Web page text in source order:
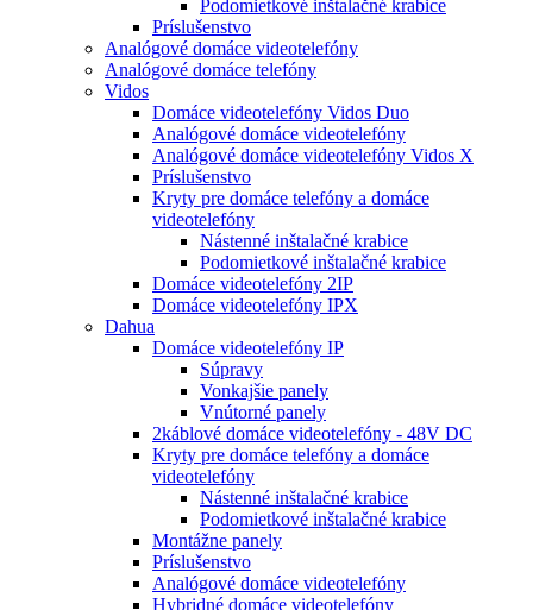
Podomietkové inštalačné krabice
Príslušenstvo
Analógové domáce videotelefóny
Analógové domáce telefóny
Vidos
Domáce videotelefóny Vidos Duo
Analógové domáce videotelefóny
Analógové domáce videotelefóny Vidos X
Príslušenstvo
Kryty pre domáce telefóny a domáce
videotelefóny
Nástenné inštalačné krabice
Podomietkové inštalačné krabice
Domáce videotelefóny 2IP
Domáce videotelefóny IPX
Dahua
Domáce videotelefóny IP
Súpravy
Vonkajšie panely
Vnútorné panely
2káblové domáce videotelefóny - 48V DC
Kryty pre domáce telefóny a domáce
videotelefóny
Nástenné inštalačné krabice
Podomietkové inštalačné krabice
Montážne panely
Príslušenstvo
Analógové domáce videotelefóny
Hybridné domáce videotelefóny